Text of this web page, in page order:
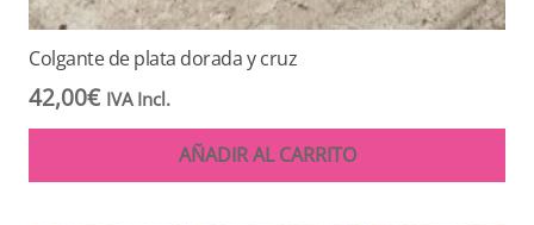
Colgante de plata dorada y cruz
42,00€ IVA Incl.
AÑADIR AL CARRITO